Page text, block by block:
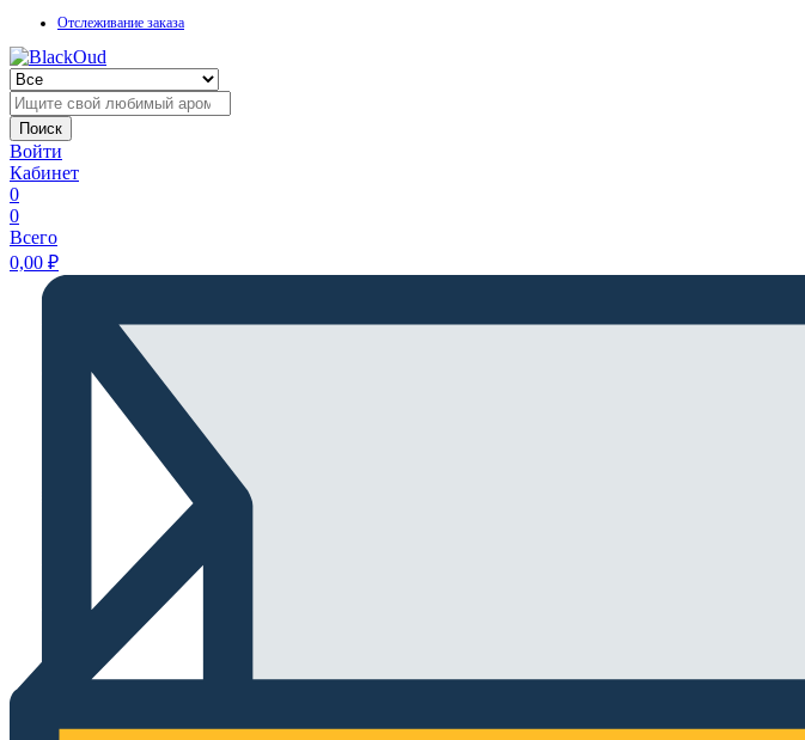
Отслеживание заказа
Поиск
Войти
Кабинет
0
0
Всего
0,00 ₽